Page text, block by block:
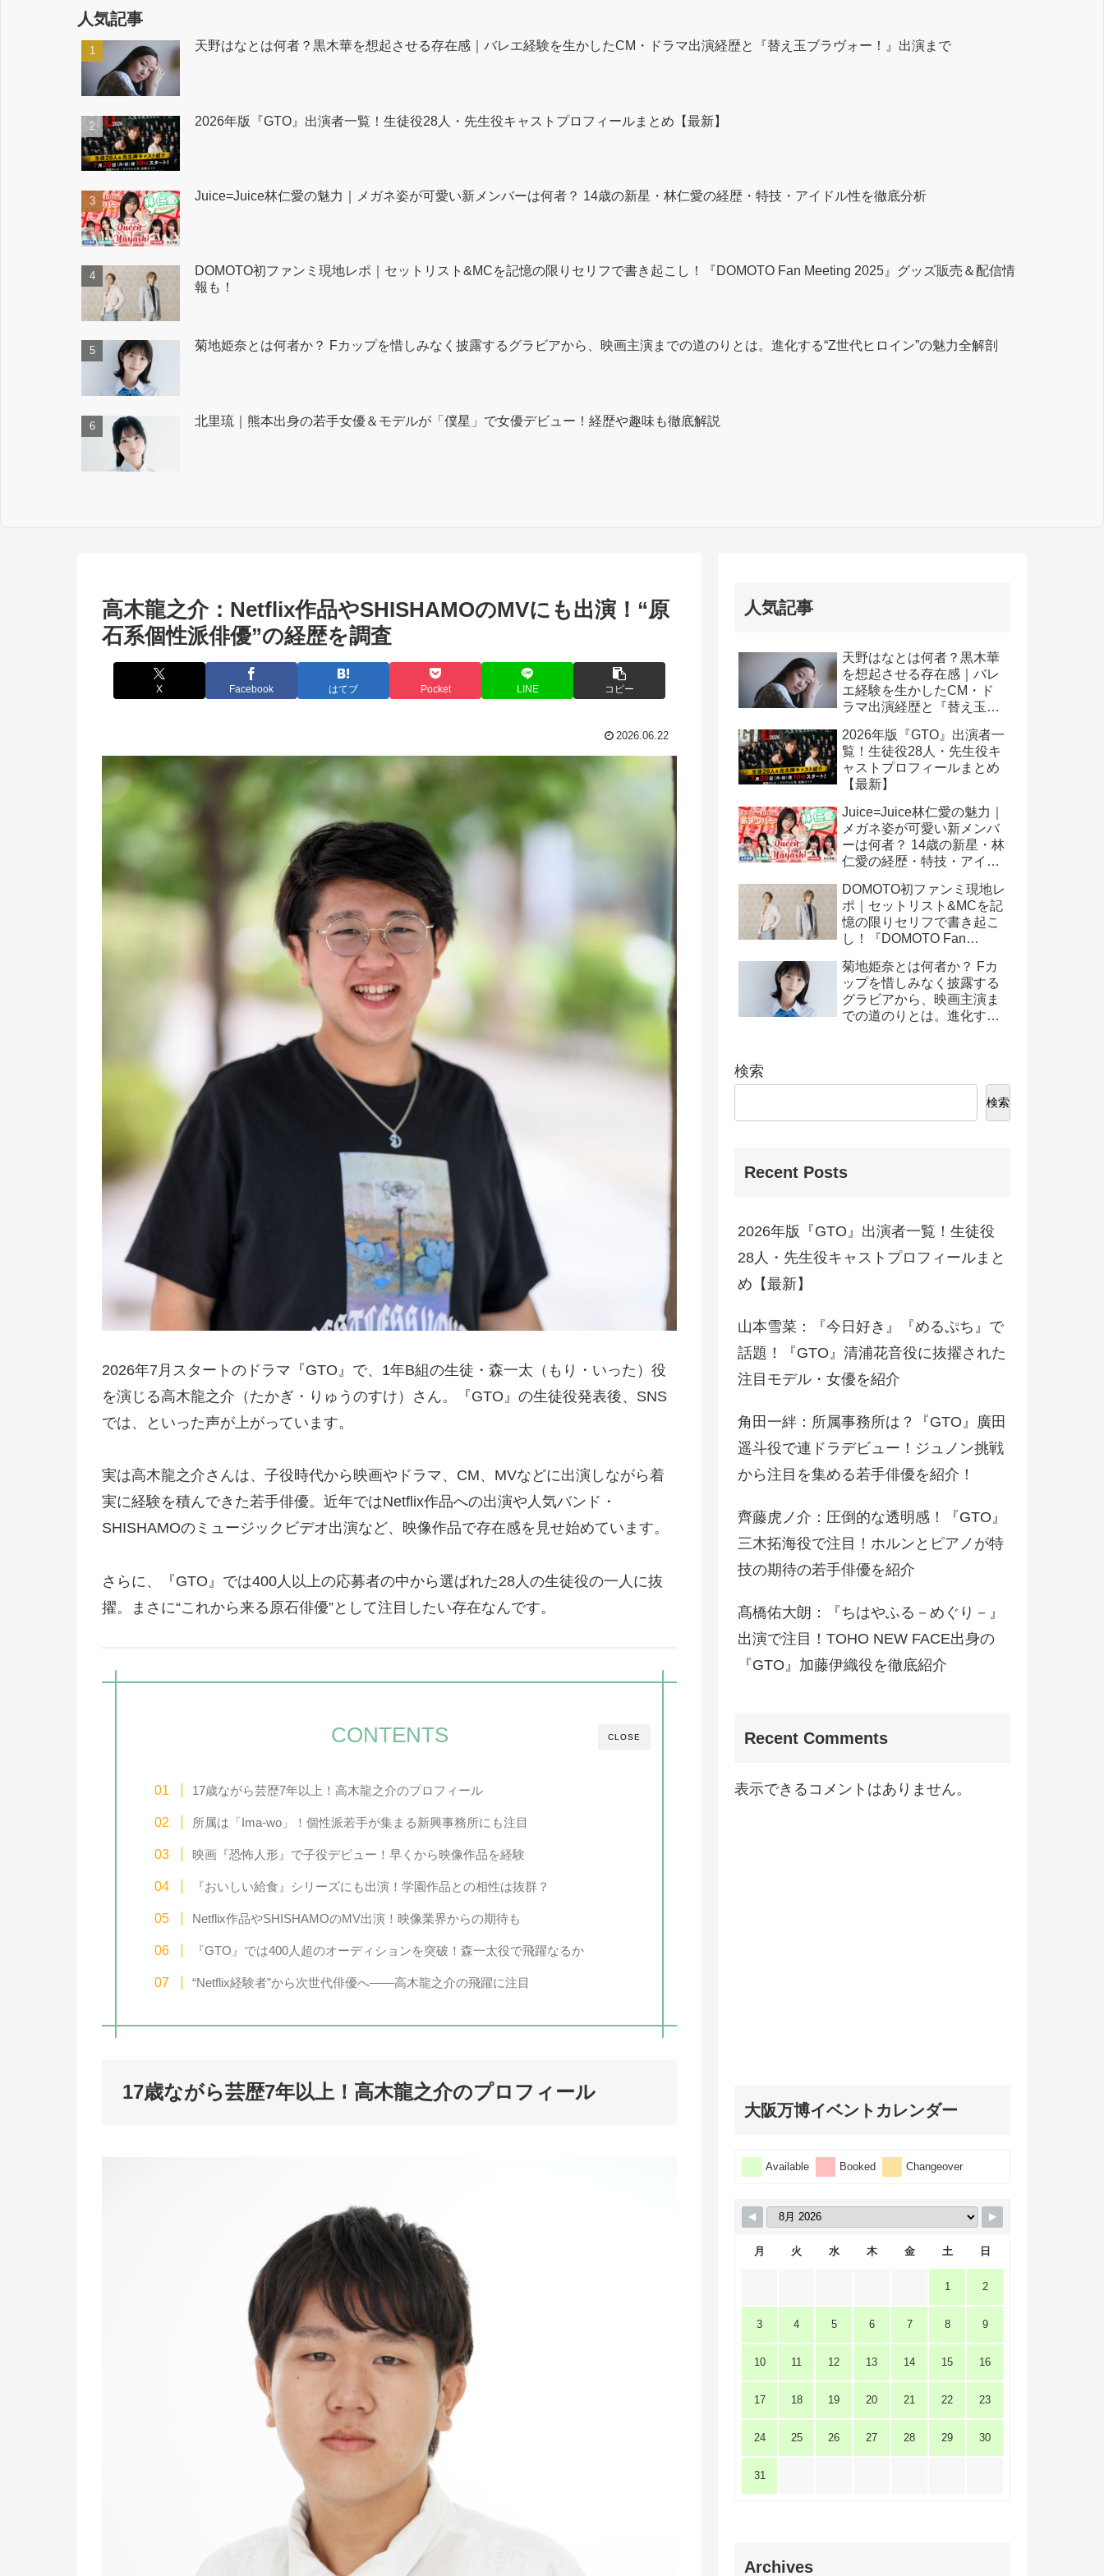
人気記事
天野はなとは何者？黒木華を想起させる存在感｜バレエ経験を生かしたCM・ドラマ出演経歴と『替え玉ブラヴォー！』出演まで
2026年版『GTO』出演者一覧！生徒役28人・先生役キャストプロフィールまとめ【最新】
Juice=Juice林仁愛の魅力｜メガネ姿が可愛い新メンバーは何者？ 14歳の新星・林仁愛の経歴・特技・アイドル性を徹底分析
DOMOTO初ファンミ現地レポ｜セットリスト&MCを記憶の限りセリフで書き起こし！『DOMOTO Fan Meeting 2025』グッズ販売＆配信情
報も！
菊地姫奈とは何者か？ Fカップを惜しみなく披露するグラビアから、映画主演までの道のりとは。進化する“Z世代ヒロイン”の魅力全解剖
北里琉｜熊本出身の若手女優＆モデルが「僕星」で女優デビュー！経歴や趣味も徹底解説
高木龍之介：Netflix作品やSHISHAMOのMVにも出演！“原
石系個性派俳優”の経歴を調査
X Facebook はてブ Pocket LINE コピー
2026.06.22
2026年7月スタートのドラマ『GTO』で、1年B組の生徒・森一太（もり・いった）役
を演じる高木龍之介（たかぎ・りゅうのすけ）さん。『GTO』の生徒役発表後、SNS
では、といった声が上がっています。
実は高木龍之介さんは、子役時代から映画やドラマ、CM、MVなどに出演しながら着
実に経験を積んできた若手俳優。近年ではNetflix作品への出演や人気バンド・
SHISHAMOのミュージックビデオ出演など、映像作品で存在感を見せ始めています。
さらに、『GTO』では400人以上の応募者の中から選ばれた28人の生徒役の一人に抜
擢。まさに“これから来る原石俳優”として注目したい存在なんです。
CLOSE
CONTENTS
17歳ながら芸歴7年以上！高木龍之介のプロフィール
所属は「Ima-wo」！個性派若手が集まる新興事務所にも注目
映画『恐怖人形』で子役デビュー！早くから映像作品を経験
『おいしい給食』シリーズにも出演！学園作品との相性は抜群？
Netflix作品やSHISHAMOのMV出演！映像業界からの期待も
『GTO』では400人超のオーディションを突破！森一太役で飛躍なるか
“Netflix経験者”から次世代俳優へ――高木龍之介の飛躍に注目
17歳ながら芸歴7年以上！高木龍之介のプロフィール
人気記事
天野はなとは何者？黒木華
を想起させる存在感｜バレ
エ経験を生かしたCM・ド
ラマ出演経歴と『替え玉ブ
2026年版『GTO』出演者一
覧！生徒役28人・先生役キ
ャストプロフィールまとめ
【最新】
Juice=Juice林仁愛の魅力｜
メガネ姿が可愛い新メンバ
ーは何者？ 14歳の新星・林
仁愛の経歴・特技・アイド
DOMOTO初ファンミ現地レ
ポ｜セットリスト&MCを記
憶の限りセリフで書き起こ
し！『DOMOTO Fan
＆配信情報も！
菊地姫奈とは何者か？ Fカ
ップを惜しみなく披露する
グラビアから、映画主演ま
での道のりとは。進化す
検索
検索
Recent Posts
2026年版『GTO』出演者一覧！生徒役
28人・先生役キャストプロフィールまと
め【最新】
山本雪菜：『今日好き』『めるぷち』で
話題！『GTO』清浦花音役に抜擢された
注目モデル・女優を紹介
角田一絆：所属事務所は？『GTO』廣田
遥斗役で連ドラデビュー！ジュノン挑戦
から注目を集める若手俳優を紹介！
齊藤虎ノ介：圧倒的な透明感！『GTO』
三木拓海役で注目！ホルンとピアノが特
技の期待の若手俳優を紹介
髙橋佑大朗：『ちはやふる－めぐり－』
出演で注目！TOHO NEW FACE出身の
『GTO』加藤伊織役を徹底紹介
Recent Comments
表示できるコメントはありません。
大阪万博イベントカレンダー
Available Booked Changeover
月 火 水 木 金 土 日
1 2
3 4 5 6 7 8 9
10 11 12 13 14 15 16
17 18 19 20 21 22 23
24 25 26 27 28 29 30
31
Archives